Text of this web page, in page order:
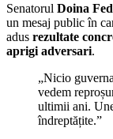
Senatorul Doina
un mesaj public în
adus rezultate
aprigi adversari.
„Nicio
vedem
ultimii ani.
îndreptățite.”